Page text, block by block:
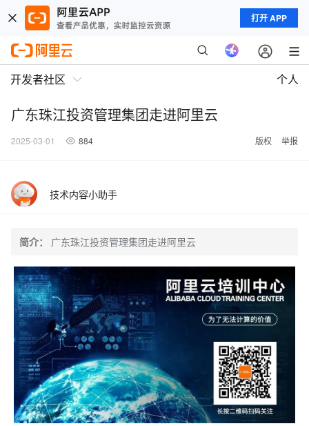
打开 APP
开发者社区 个人
广东珠江投资管理集团走进阿里云
2025-03-01 884 版权 举报
技术内容小助手
简介： 广东珠江投资管理集团走进阿里云